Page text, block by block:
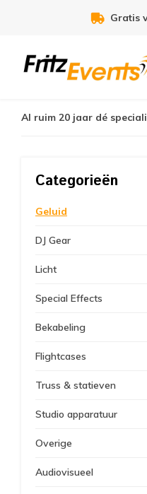
Gratis
Al ruim 20 jaar dé
Categorieën
Geluid
DJ Gear
Licht
Special Effects
Bekabeling
Flightcases
Truss & statieven
Studio apparatuur
Overige
Audiovisueel